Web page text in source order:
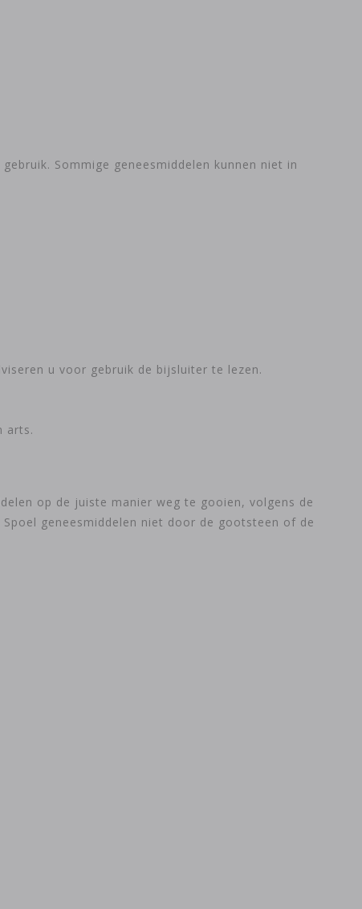
Sommige geneesmiddelen kunnen niet in
u voor gebruik de bijsluiter te lezen.
arts.
op de juiste manier weg te gooien, volgens de
geneesmiddelen niet door de gootsteen of de